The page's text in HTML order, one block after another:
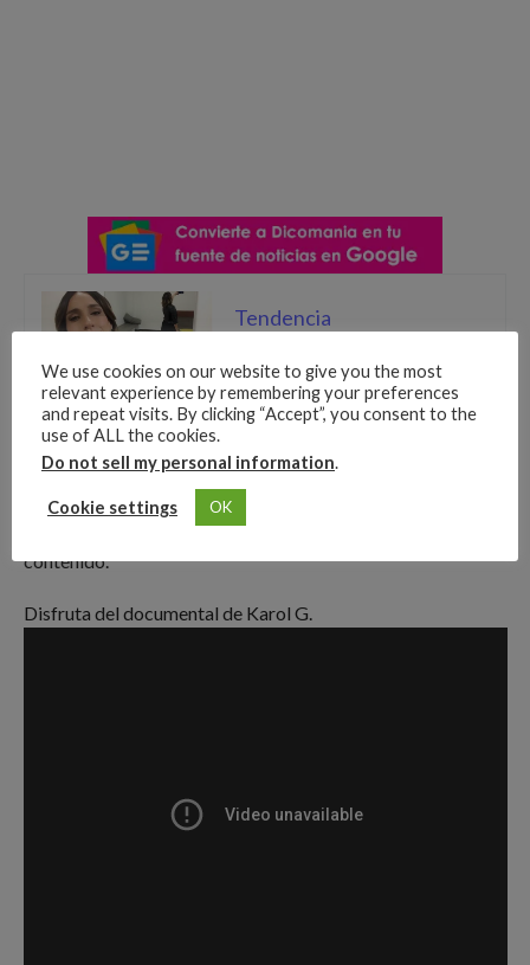
Tendencia
instagram
Con “La Guerra del Género” se habla del recibimiento del
Grammy y lo que se vino posterior a este. Karol G se mostró
muy feliz por la realización y también después del
lanzamiento de su álbum, en redes sociales promociono este
contenido.
Disfruta del documental de Karol G.
We use cookies on our website to give you the most
relevant experience by remembering your preferences
and repeat visits. By clicking “Accept”, you consent to the
use of ALL the cookies.
Do not sell my personal information.
Cookie settings OK